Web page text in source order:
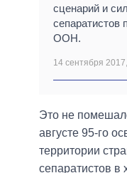
сценарий и
сепаратистов
ООН.
14 сентября
Это не
августе 95-го
территории
сепаратистов в